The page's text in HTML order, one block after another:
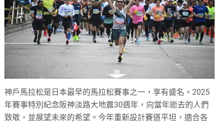
神戶馬拉松是日本最早的馬拉松賽事之一，享有盛名。2025
年賽事特別紀念阪神淡路大地震30週年，向當年逝去的人們
致敬，並展望未來的希望。今年重新設計賽道平坦，適合各